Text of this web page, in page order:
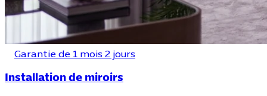
Garantie de 1 mois 2 jours
Installation de miroirs